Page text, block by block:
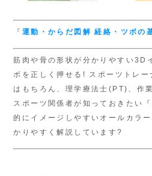
『 運動・からだ図解経絡・ツボの
筋肉や骨の形状が分かりやすい3D
ボを正しく押せる! スポーツトレー
はもちろん、理学療法士(PT)、作
スポーツ関係者が知っておきたい
的にイメージしやすいオールカラ
かりやすく解説しています?